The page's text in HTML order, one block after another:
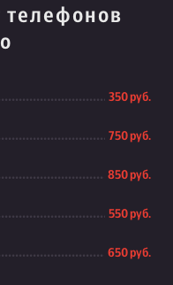
350 руб.
750 руб.
850 руб.
550 руб.
650 руб.